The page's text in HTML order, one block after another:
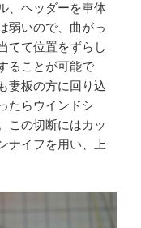
、ヘッダーを車体
弱いので、曲がっ
てて位置をずらし
ることが可能で
妻板の方に回り込
たらウインドシ
この切断にはカッ
ナイフを用い、上